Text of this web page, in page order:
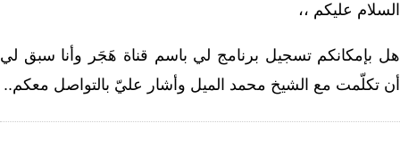
السلام عليكم ،،
هل بإمكانكم تسجيل برنامج لي باسم قناة هَجَر وأنا سبق لي
أن تكلّمت مع الشيخ محمد الميل وأشار عليّ بالتواصل معكم..